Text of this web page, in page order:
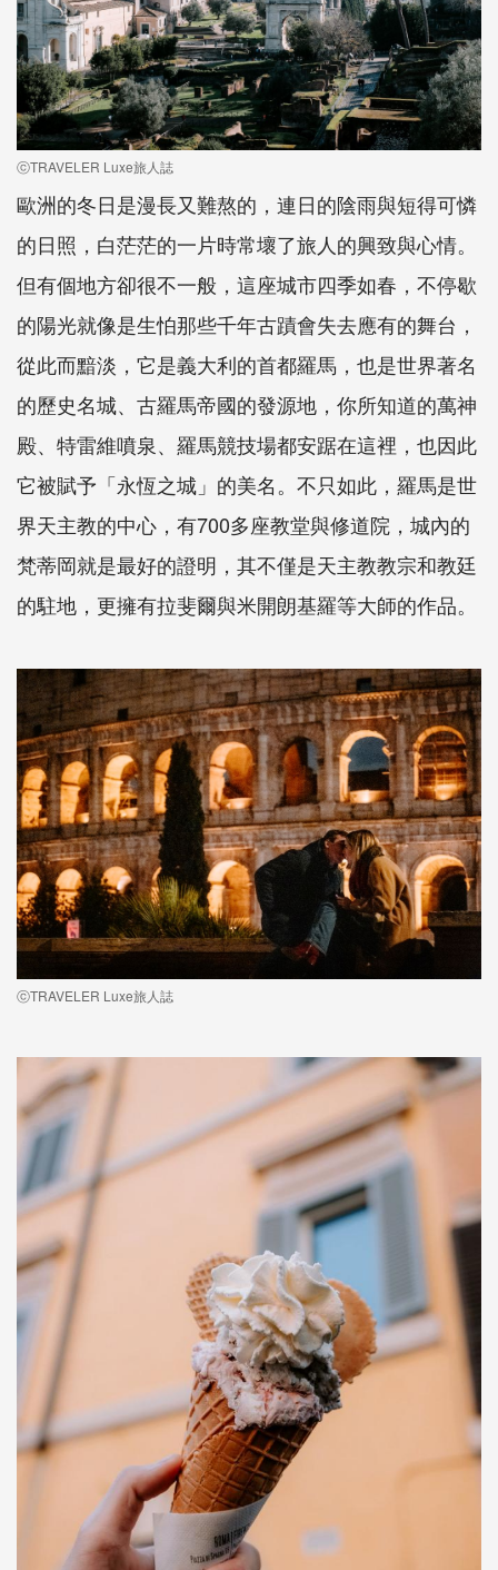
ⓒTRAVELER Luxe旅人誌
歐洲的冬日是漫長又難熬的，連日的陰雨與短得可憐
的日照，白茫茫的一片時常壞了旅人的興致與心情。
但有個地方卻很不一般，這座城市四季如春，不停歇
的陽光就像是生怕那些千年古蹟會失去應有的舞台，
從此而黯淡，它是義大利的首都羅馬，也是世界著名
的歷史名城、古羅馬帝國的發源地，你所知道的萬神
殿、特雷維噴泉、羅馬競技場都安踞在這裡，也因此
它被賦予「永恆之城」的美名。不只如此，羅馬是世
界天主教的中心，有700多座教堂與修道院，城內的
梵蒂岡就是最好的證明，其不僅是天主教教宗和教廷
的駐地，更擁有拉斐爾與米開朗基羅等大師的作品。
ⓒTRAVELER Luxe旅人誌